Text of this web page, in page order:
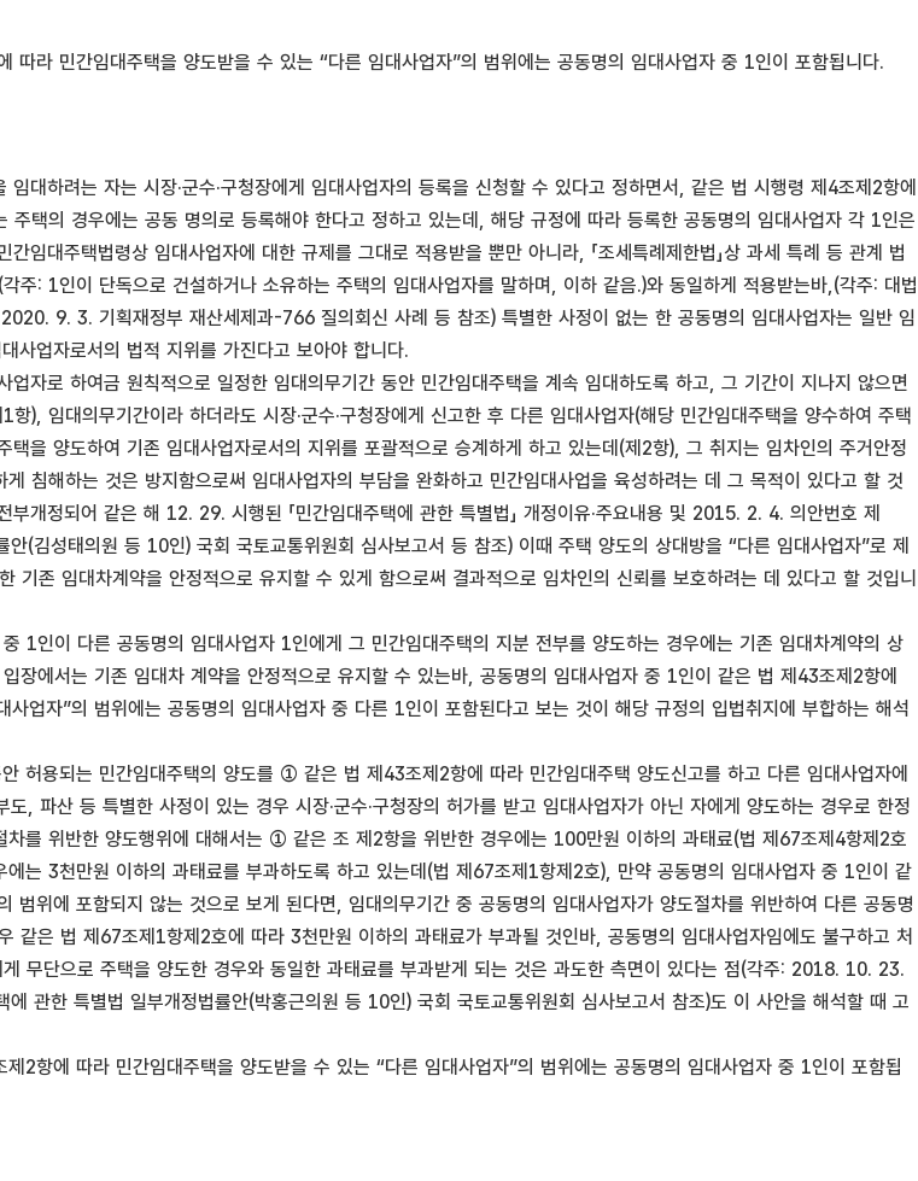
따라 민간임대주택을 양도받을 수 있는 “다른 임대사업자”의 범위에는 공동명의 임대사업자 중 1인이 포함됩니다.
대하려는 자는 시장·군수·구청장에게 임대사업자의 등록을 신청할 수 있다고 정하면서, 같은 법 시행령 제4조제2항에
주택의 경우에는 공동 명의로 등록해야 한다고 정하고 있는데, 해당 규정에 따라 등록한 공동명의 임대사업자 각 1인은
임대주택법령상 임대사업자에 대한 규제를 그대로 적용받을 뿐만 아니라, 「조세특례제한법」상 과세 특례 등 관계 법
주: 1인이 단독으로 건설하거나 소유하는 주택의 임대사업자를 말하며, 이하 같음.)와 동일하게 적용받는바,(각주: 대법
9. 3. 기획재정부 재산세제과-766 질의회신 사례 등 참조) 특별한 사정이 없는 한 공동명의 임대사업자는 일반 임
사업자로서의 법적 지위를 가진다고 보아야 합니다.
자로 하여금 원칙적으로 일정한 임대의무기간 동안 민간임대주택을 계속 임대하도록 하고, 그 기간이 지나지 않으면
), 임대의무기간이라 하더라도 시장·군수·구청장에게 신고한 후 다른 임대사업자(해당 민간임대주택을 양수하여 주택
택을 양도하여 기존 임대사업자로서의 지위를 포괄적으로 승계하게 하고 있는데(제2항), 그 취지는 임차인의 주거안정
침해하는 것은 방지함으로써 임대사업자의 부담을 완화하고 민간임대사업을 육성하려는 데 그 목적이 있다고 할 것
개정되어 같은 해 12. 29. 시행된 「민간임대주택에 관한 특별법」 개정이유·주요내용 및 2015. 2. 4. 의안번호 제
(김성태의원 등 10인) 국회 국토교통위원회 심사보고서 등 참조) 이때 주택 양도의 상대방을 “다른 임대사업자”로 제
기존 임대차계약을 안정적으로 유지할 수 있게 함으로써 결과적으로 임차인의 신뢰를 보호하려는 데 있다고 할 것입니
1인이 다른 공동명의 임대사업자 1인에게 그 민간임대주택의 지분 전부를 양도하는 경우에는 기존 임대차계약의 상
장에서는 기존 임대차 계약을 안정적으로 유지할 수 있는바, 공동명의 임대사업자 중 1인이 같은 법 제43조제2항에
사업자”의 범위에는 공동명의 임대사업자 중 다른 1인이 포함된다고 보는 것이 해당 규정의 입법취지에 부합하는 해석
허용되는 민간임대주택의 양도를 ① 같은 법 제43조제2항에 따라 민간임대주택 양도신고를 하고 다른 임대사업자에
, 파산 등 특별한 사정이 있는 경우 시장·군수·구청장의 허가를 받고 임대사업자가 아닌 자에게 양도하는 경우로 한정
차를 위반한 양도행위에 대해서는 ① 같은 조 제2항을 위반한 경우에는 100만원 이하의 과태료(법 제67조제4항제2호
는 3천만원 이하의 과태료를 부과하도록 하고 있는데(법 제67조제1항제2호), 만약 공동명의 임대사업자 중 1인이 같
범위에 포함되지 않는 것으로 보게 된다면, 임대의무기간 중 공동명의 임대사업자가 양도절차를 위반하여 다른 공동명
같은 법 제67조제1항제2호에 따라 3천만원 이하의 과태료가 부과될 것인바, 공동명의 임대사업자임에도 불구하고 처
무단으로 주택을 양도한 경우와 동일한 과태료를 부과받게 되는 것은 과도한 측면이 있다는 점(각주: 2018. 10. 23.
관한 특별법 일부개정법률안(박홍근의원 등 10인) 국회 국토교통위원회 심사보고서 참조)도 이 사안을 해석할 때 고
2항에 따라 민간임대주택을 양도받을 수 있는 “다른 임대사업자”의 범위에는 공동명의 임대사업자 중 1인이 포함됩